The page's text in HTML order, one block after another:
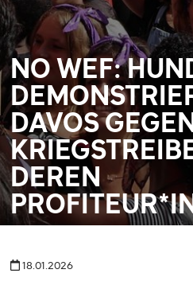
NO WEF:
DAVOS
DEREN
18.01.2026